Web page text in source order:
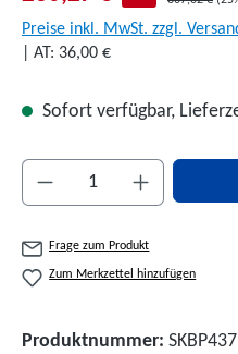
Preise inkl. MwSt. zzgl.
| AT: 36,00 €
Sofort verfügbar,
Produkt Anzahl: Gib
Frage zum Produkt
Zum Merkzettel hinzufügen
Produktnummer: